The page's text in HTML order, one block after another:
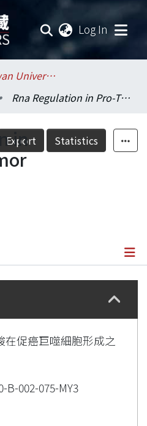
Log In
.National Taiwan University / 國立臺灣大學
Rna Regulation in Pro-Tumor Tumor Associated Macrophage Formation
Export Statistics
in
在促癌巨噬細胞形成之
B-002-075-MY3